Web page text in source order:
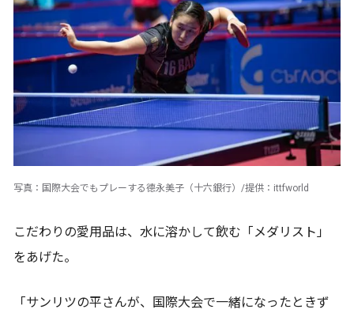
写真：国際大会でもプレーする德永美子（十六銀行）/提供：ittfworld
こだわりの愛用品は、水に溶かして飲む「メダリスト」
をあげた。
「サンリツの平さんが、国際大会で一緒になったときず